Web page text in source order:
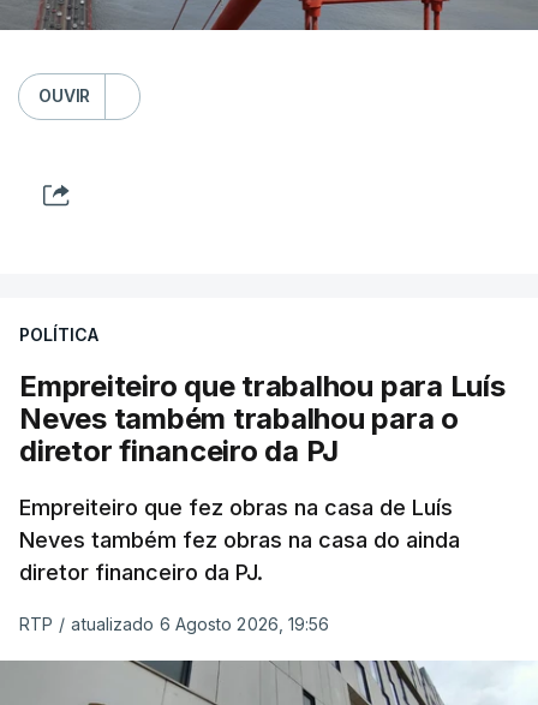
OUVIR
POLÍTICA
Empreiteiro que trabalhou para Luís
Neves também trabalhou para o
diretor financeiro da PJ
Empreiteiro que fez obras na casa de Luís
Neves também fez obras na casa do ainda
diretor financeiro da PJ.
RTP / atualizado 6 Agosto 2026, 19:56